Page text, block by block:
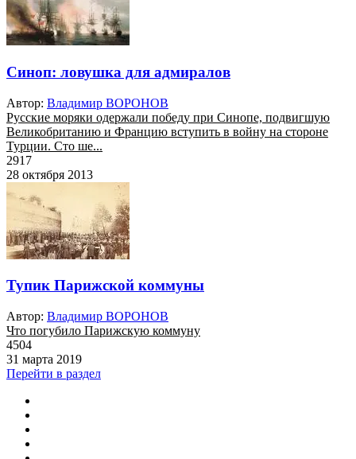
Синоп: ловушка для адмиралов
Автор: Владимир ВОРОНОВ
Русские моряки одержали победу при Синопе, подвигшую
Великобританию и Францию вступить в войну на стороне
Турции. Сто ше...
2917
28 октября 2013
Тупик Парижской коммуны
Автор: Владимир ВОРОНОВ
Что погубило Парижскую коммуну
4504
31 марта 2019
Перейти в раздел